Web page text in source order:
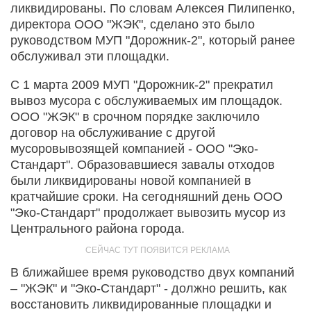
ликвидированы. По словам Алексея Пилипенко,
директора ООО "ЖЭК", сделано это было
руководством МУП "Дорожник-2", который ранее
обслуживал эти площадки.
С 1 марта 2009 МУП "Дорожник-2" прекратил
вывоз мусора с обслуживаемых им площадок.
ООО "ЖЭК" в срочном порядке заключило
договор на обслуживание с другой
мусоровывозящей компанией - ООО "Эко-
Стандарт". Образовавшиеся завалы отходов
были ликвидированы новой компанией в
кратчайшие сроки. На сегодняшний день ООО
"Эко-Стандарт" продолжает вывозить мусор из
Центрального района города.
В ближайшее время руководство двух компаний
– "ЖЭК" и "Эко-Стандарт" - должно решить, как
восстановить ликвидированные площадки и